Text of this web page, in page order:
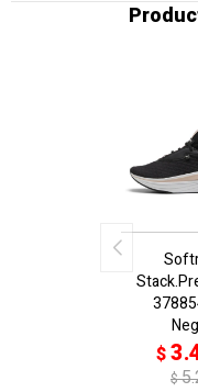
$
$